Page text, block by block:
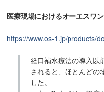
医療現場におけるオーエスワン
https://www.os-1.jp/products/
経口補水療法の導入以
されると、ほとんどの
した。